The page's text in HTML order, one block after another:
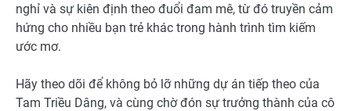
nghỉ và sự kiên định theo đuổi đam mê, từ đó truyền cảm
hứng cho nhiều bạn trẻ khác trong hành trình tìm kiếm
ước mơ.
Hãy theo dõi để không bỏ lỡ những dự án tiếp theo của
Tam Triều Dâng, và cùng chờ đón sự trưởng thành của cô